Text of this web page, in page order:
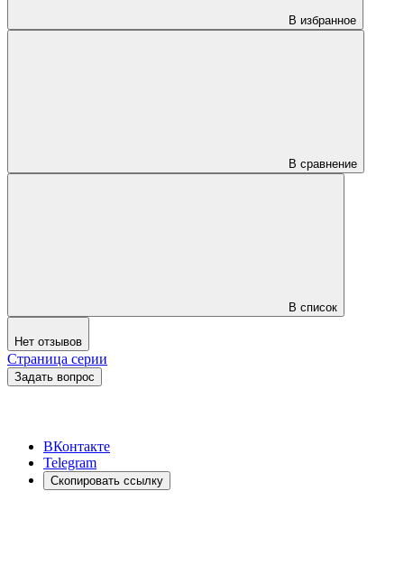
В избранное
В сравнение
В список
Нет отзывов
Страница серии
Задать вопрос
ВКонтакте
Telegram
Скопировать ссылку